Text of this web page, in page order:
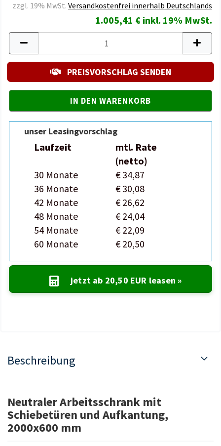
zzgl. 19% MwSt. Versandkostenfrei innerhalb Deutschlands
1.005,41 € inkl. 19% MwSt.
PREISVORSCHLAG SENDEN
unser Leasingvorschlag
Laufzeit
mtl. Rate
(netto)
30 Monate
€ 34,87
36 Monate
€ 30,08
42 Monate
€ 26,62
48 Monate
€ 24,04
54 Monate
€ 22,09
60 Monate
€ 20,50
jetzt ab 20,50 EUR leasen »
Beschreibung
Neutraler Arbeitsschrank mit
Schiebetüren und Aufkantung,
2000x600 mm